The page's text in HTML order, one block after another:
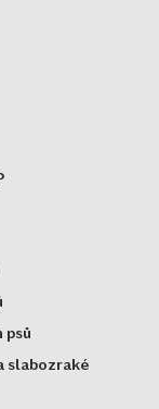
psů
slabozraké